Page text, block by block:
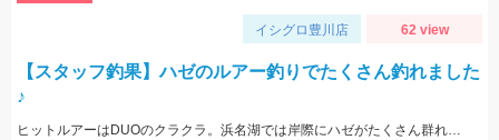
イシグロ豊川店 62 view
【スタッフ釣果】ハゼのルアー釣りでたくさん釣れました
♪
ヒットルアーはDUOのクラクラ。浜名湖では岸際にハゼがたくさん群れているのが見えます。ハゼ用のルアーを底に当てながらゆっくり巻くだけ！ハゼがたくさんアタックしてきて面白いです。